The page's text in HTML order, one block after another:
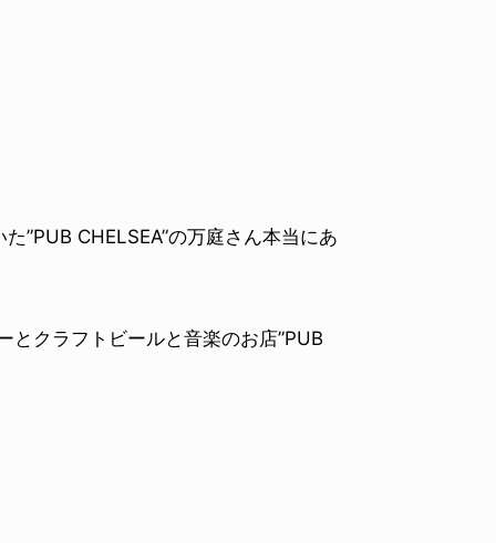
”PUB CHELSEA”の万庭さん本当にあ
とクラフトビールと音楽のお店”PUB